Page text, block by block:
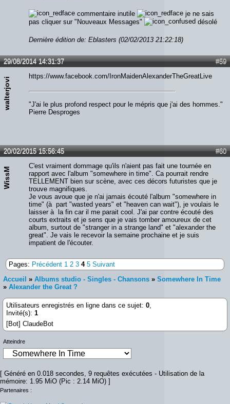
commentaire inutile
je ne sais
pas cliquer sur "Nouveaux Messages"
désolé
Dernière édition de: Eblasters (02/02/2013 21:22:18)
#59
29/08/2014 14:31:37
walterjovi
https://www.facebook.com/IronMaidenAlexanderTheGreatLive
"J'ai le plus profond respect pour le mépris que j'ai des hommes."
Pierre Desproges
#60
20/02/2015 15:56:45
WissM
C'est vraiment dommage qu'ils n'aient pas fait une tournée en
rapport avec l'album "somewhere in time". Ca pourrait rendre
TELLEMENT bien sur scène, avec ces décors futuristes que je
trouve magnifiques.
Je vous avoue que je n'ai jamais écouté l'album "somewhere in
time" (à part "wasted years" et "heaven can wait"), je voulais le
laisser à la fin car il me parait cool. J'ai par contre écouté des
courts extraits et je sens que je vais tomber amoureux de cet
album, surtout de "stranger in a strange land" et "alexander the
great". Je vais le recevoir la semaine prochaine et je suis
impatient de l'écouter.
Pages: Précédent 1 2 3 4 5 Suivant
Accueil » Albums studio - Singles - Chansons » Somewhere In Time
» Alexander the Great ?
Utilisateurs enregistrés en ligne dans ce sujet: 0
Invité(s): 1
[Bot] ClaudeBot
Atteindre
[ Généré en 0.018 secondes, 9 requêtes exécutées - Utilisation de la
mémoire: 1.95 MiO (Pic : 2.14 MiO) ]
Partenaires :